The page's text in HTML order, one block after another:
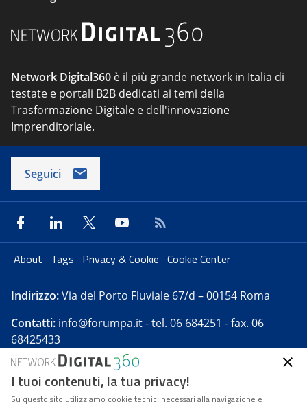
Network Digital360 è il più grande network in Italia di
testate e portali B2B dedicati ai temi della
Trasformazione Digitale e dell'innovazione
Imprenditoriale.
Seguici
About Tags Privacy & Cookie Cookie Center
Indirizzo:Via del Porto Fluviale 67/d – 00154 Roma
Contatti: info@forumpa.it- tel. 06 684251 - fax. 06
68425433
Forumpa.itè una pubblicazione telematica iscritta
presso Registro della stampa del Tribunale di Roma -
I tuoi contenuti, la tua privacy!
Su questo sito utilizziamo cookie tecnici necessari alla navigazione e